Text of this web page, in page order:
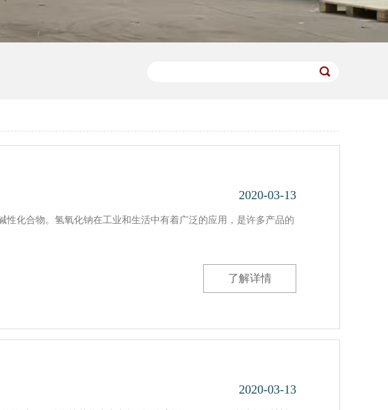
2020-03-13
化合物。氢氧化钠在工业和生活中有着广泛的应用，是许多产品的
了解详情
2020-03-13